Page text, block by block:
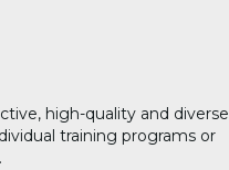
high-quality and diverse
training programs or